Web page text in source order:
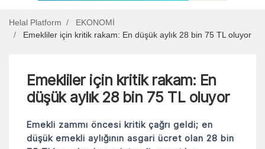
Helal Platform
EKONOMİ
Emekliler için kritik rakam: En düşük aylık 28 bin 75 TL oluyor
Emekliler için kritik rakam: En
düşük aylık 28 bin 75 TL oluyor
Emekli zammı öncesi kritik çağrı geldi; en
düşük emekli aylığının asgari ücret olan 28 bin